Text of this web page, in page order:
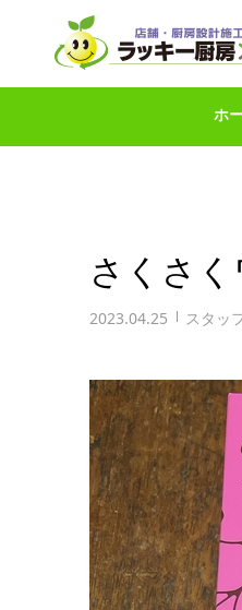
ホ
さくさく
2023.04.25 スタッ